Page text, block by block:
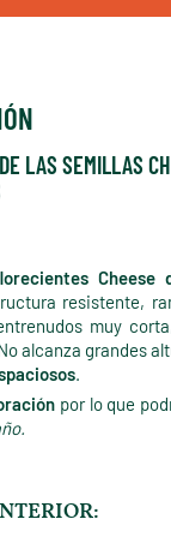
LAS SEMILLAS
Cheese
resistente,
muy
alcanza grandes
.
por lo que